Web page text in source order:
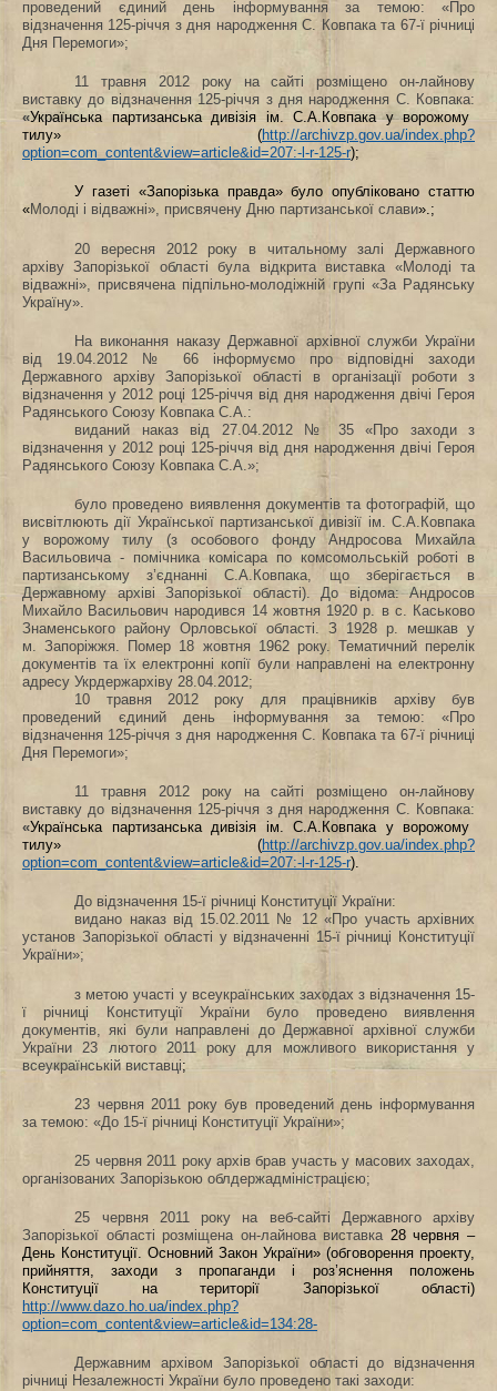
проведений єдиний день інформування за темою: «Про
відзначення 125-річчя з дня народження С. Ковпака та 67-ї річниці
Дня Перемоги»;
11 травня 2012 року на сайті розміщено он-лайнову
виставку до відзначення 125-річчя з дня народження С. Ковпака:
«Українська партизанська дивізія ім. С.А.Ковпака у ворожому
тилу» (http://archivzp.gov.ua/index.php?
option=com_content&view=article&id=207:-l-r-125-r);
У газеті «Запорізька правда» було опубліковано статтю
«Молоді і відважні», присвячену Дню партизанської слави».;
20 вересня 2012 року в читальному залі Державного
архіву Запорізької області була відкрита виставка «Молоді та
відважні», присвячена підпільно-молодіжній групі «За Радянську
Україну».
На виконання наказу Державної архівної служби України
від 19.04.2012 № 66 інформуємо про відповідні заходи
Державного архіву Запорізької області в організації роботи з
відзначення у 2012 році 125-річчя від дня народження двічі Героя
Радянського Союзу Ковпака С.А.:
виданий наказ від 27.04.2012 № 35 «Про заходи з
відзначення у 2012 році 125-річчя від дня народження двічі Героя
Радянського Союзу Ковпака С.А.»;
було проведено виявлення документів та фотографій, що
висвітлюють дії Української партизанської дивізії ім. С.А.Ковпака
у ворожому тилу (з особового фонду Андросова Михайла
Васильовича ‑ помічника комісара по комсомольській роботі в
партизанському з’єднанні С.А.Ковпака, що зберігається в
Державному архіві Запорізької області). До відома: Андросов
Михайло Васильович народився 14 жовтня 1920 р. в с. Каськово
Знаменського району Орловської області. З 1928 р. мешкав у
м. Запоріжжя. Помер 18 жовтня 1962 року. Тематичний перелік
документів та їх електронні копії були направлені на електронну
адресу Укрдержархіву 28.04.2012;
10 травня 2012 року для працівників архіву був
проведений єдиний день інформування за темою: «Про
відзначення 125-річчя з дня народження С. Ковпака та 67-ї річниці
Дня Перемоги»;
11 травня 2012 року на сайті розміщено он-лайнову
виставку до відзначення 125-річчя з дня народження С. Ковпака:
«Українська партизанська дивізія ім. С.А.Ковпака у ворожому
тилу» (http://archivzp.gov.ua/index.php?
option=com_content&view=article&id=207:-l-r-125-r).
До відзначення 15-ї річниці Конституції України:
видано наказ від 15.02.2011 № 12 «Про участь архівних
установ Запорізької області у відзначенні 15-ї річниці Конституції
України»;
з метою участі у всеукраїнських заходах з відзначення 15-
ї річниці Конституції України було проведено виявлення
документів, які були направлені до Державної архівної служби
України 23 лютого 2011 року для можливого використання у
всеукраїнській виставці;
23 червня 2011 року був проведений день інформування
за темою: «До 15-ї річниці Конституції України»;
25 червня 2011 року архів брав участь у масових заходах,
організованих Запорізькою облдержадміністрацією;
25 червня 2011 року на веб-сайті Державного архіву
Запорізької області розміщена он-лайнова виставка 28 червня –
День Конституції. Основний Закон України» (обговорення проекту,
прийняття, заходи з пропаганди і роз’яснення положень
Конституції на території Запорізької області)
http://www.dazo.ho.ua/index.php?
option=com_content&view=article&id=134:28-
Державним архівом Запорізької області до відзначення
річниці Незалежності України було проведено такі заходи: